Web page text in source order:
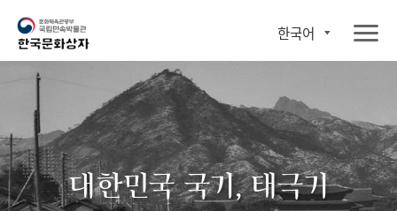
한국어
대한민국 국기, 태극기